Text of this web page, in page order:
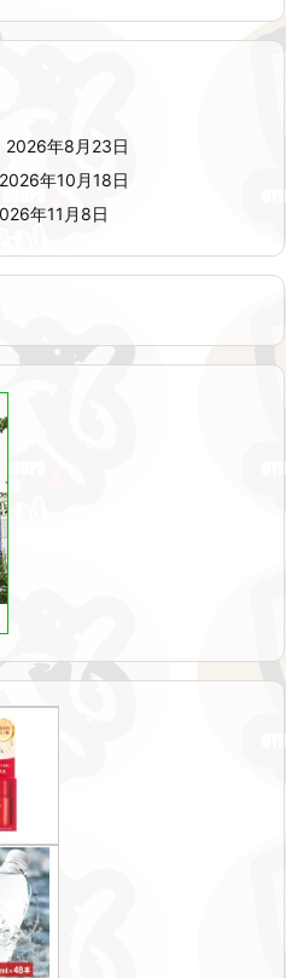
2026年8月23日
年10月18日
年11月8日